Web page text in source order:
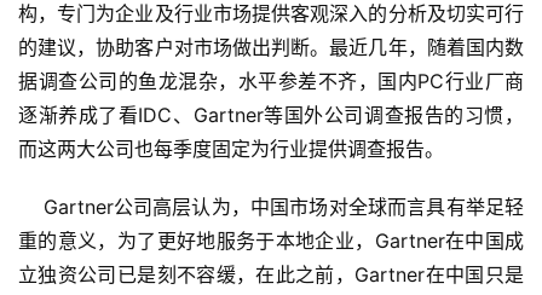
构，专门为企业及行业市场提供客观深入的分析及切实可行
的建议，协助客户对市场做出判断。最近几年，随着国内数
据调查公司的鱼龙混杂，水平参差不齐，国内PC行业厂商
逐渐养成了看IDC、Gartner等国外公司调查报告的习惯，
而这两大公司也每季度固定为行业提供调查报告。
Gartner公司高层认为，中国市场对全球而言具有举足轻
重的意义，为了更好地服务于本地企业，Gartner在中国成
立独资公司已是刻不容缓，在此之前，Gartner在中国只是